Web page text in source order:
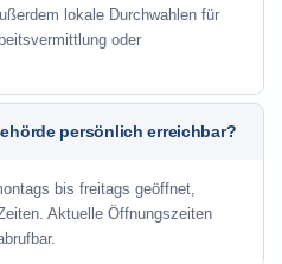
lokale Durchwahlen für
oder
persönlich erreichbar?
bis freitags geöffnet,
Aktuelle Öffnungszeiten